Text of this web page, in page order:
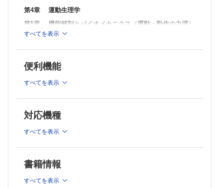
第4章 運動生理学
第5章 機能解剖とバイオメカニクス（運動・動作の力源）
第6章 健康づくり運動の理論
第7章 運動障害と予防
第8章 体力測定と評価
第9章 健康づくり運動の実際
第12章 運動負荷試験
第13章 運動行動変容の理論と実際
第14章 運動とこころの健康増進
第15章 栄養摂取と運動
模擬問題2
すべてを表示
便利機能
すべてを表示
対応機種
すべてを表示
書籍情報
すべてを表示